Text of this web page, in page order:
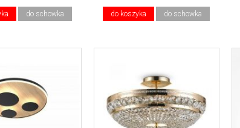
do schowka do koszyka do schowka